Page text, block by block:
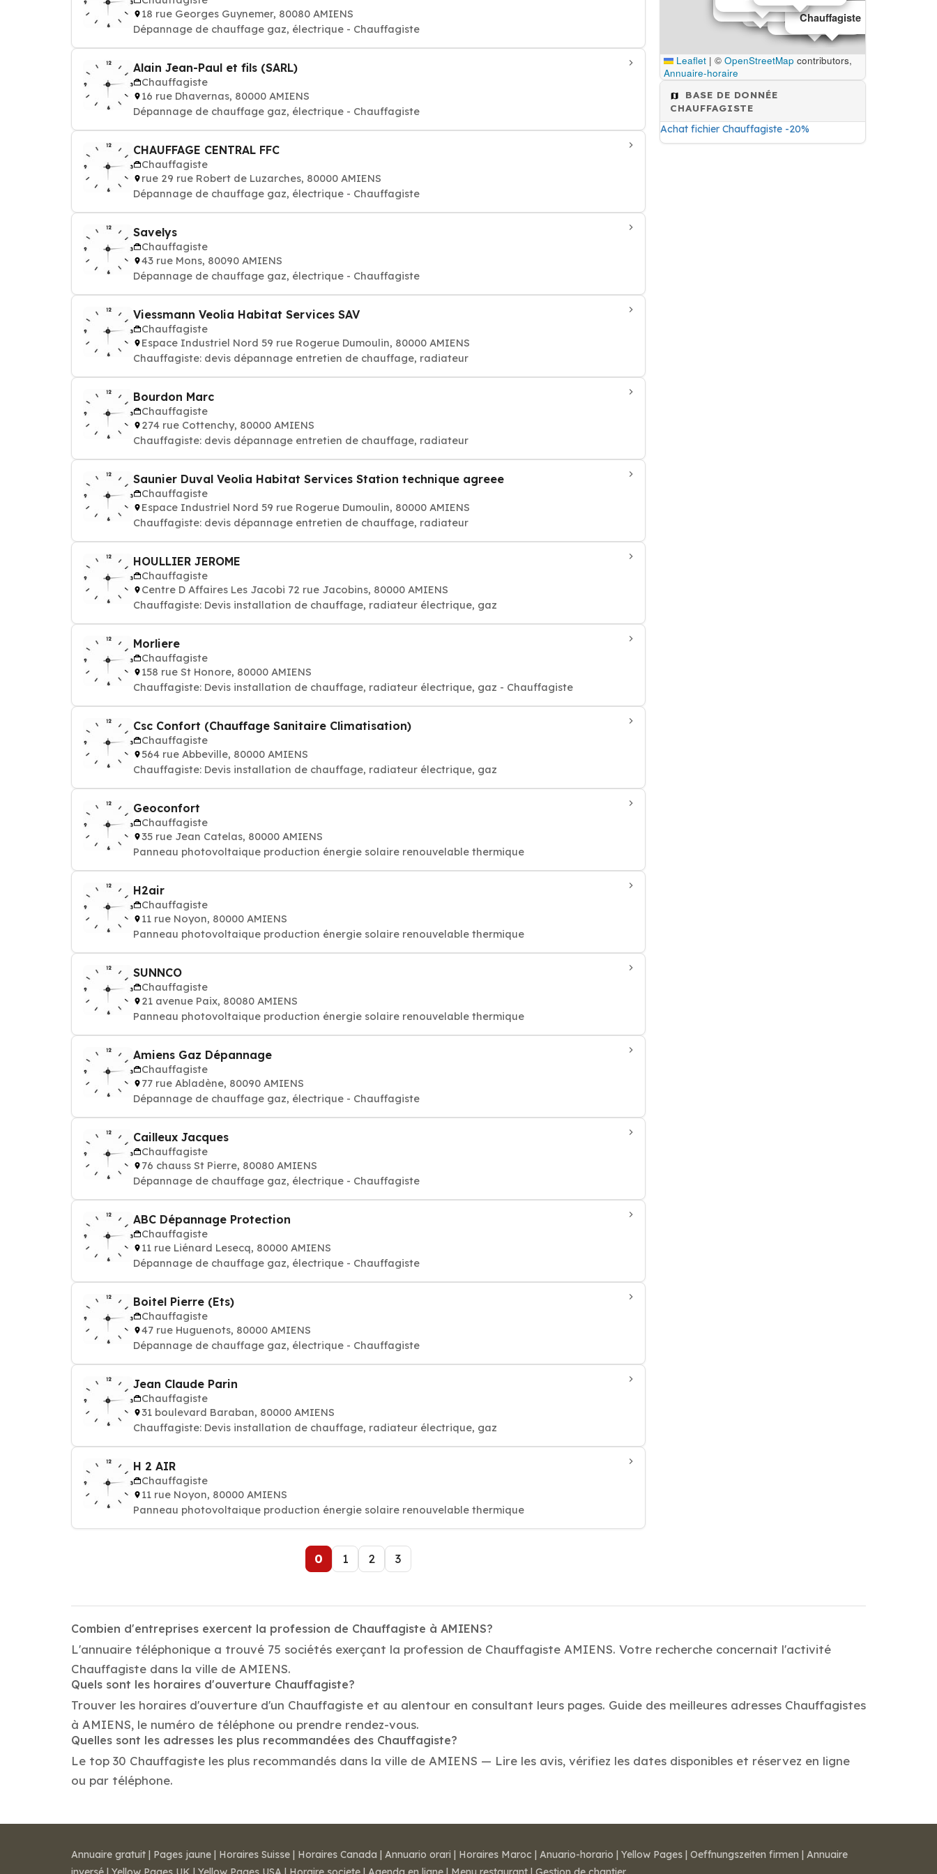
18 rue Georges Guynemer, 80080 AMIENS
Dépannage de chauffage gaz, électrique - Chauffagiste
Alain Jean-Paul et fils (SARL)
Chauffagiste
16 rue Dhavernas, 80000 AMIENS
Dépannage de chauffage gaz, électrique - Chauffagiste
CHAUFFAGE CENTRAL FFC
Chauffagiste
rue 29 rue Robert de Luzarches, 80000 AMIENS
Dépannage de chauffage gaz, électrique - Chauffagiste
Savelys
Chauffagiste
43 rue Mons, 80090 AMIENS
Dépannage de chauffage gaz, électrique - Chauffagiste
Viessmann Veolia Habitat Services SAV
Chauffagiste
Espace Industriel Nord 59 rue Rogerue Dumoulin, 80000 AMIENS
Chauffagiste: devis dépannage entretien de chauffage, radiateur
Bourdon Marc
Chauffagiste
274 rue Cottenchy, 80000 AMIENS
Chauffagiste: devis dépannage entretien de chauffage, radiateur
Saunier Duval Veolia Habitat Services Station technique agreee
Chauffagiste
Espace Industriel Nord 59 rue Rogerue Dumoulin, 80000 AMIENS
Chauffagiste: devis dépannage entretien de chauffage, radiateur
HOULLIER JEROME
Chauffagiste
Centre D Affaires Les Jacobi 72 rue Jacobins, 80000 AMIENS
Chauffagiste: Devis installation de chauffage, radiateur électrique, gaz
Morliere
Chauffagiste
158 rue St Honore, 80000 AMIENS
Chauffagiste: Devis installation de chauffage, radiateur électrique, gaz - Chauffagiste
Csc Confort (Chauffage Sanitaire Climatisation)
Chauffagiste
564 rue Abbeville, 80000 AMIENS
Chauffagiste: Devis installation de chauffage, radiateur électrique, gaz
Geoconfort
Chauffagiste
35 rue Jean Catelas, 80000 AMIENS
Panneau photovoltaique production énergie solaire renouvelable thermique
H2air
Chauffagiste
11 rue Noyon, 80000 AMIENS
Panneau photovoltaique production énergie solaire renouvelable thermique
SUNNCO
Chauffagiste
21 avenue Paix, 80080 AMIENS
Panneau photovoltaique production énergie solaire renouvelable thermique
Amiens Gaz Dépannage
Chauffagiste
77 rue Abladène, 80090 AMIENS
Dépannage de chauffage gaz, électrique - Chauffagiste
Cailleux Jacques
Chauffagiste
76 chauss St Pierre, 80080 AMIENS
Dépannage de chauffage gaz, électrique - Chauffagiste
ABC Dépannage Protection
Chauffagiste
11 rue Liénard Lesecq, 80000 AMIENS
Dépannage de chauffage gaz, électrique - Chauffagiste
Boitel Pierre (Ets)
Chauffagiste
47 rue Huguenots, 80000 AMIENS
Dépannage de chauffage gaz, électrique - Chauffagiste
Jean Claude Parin
Chauffagiste
31 boulevard Baraban, 80000 AMIENS
Chauffagiste: Devis installation de chauffage, radiateur électrique, gaz
H 2 AIR
Chauffagiste
11 rue Noyon, 80000 AMIENS
Panneau photovoltaique production énergie solaire renouvelable thermique
0 1 2 3
Chauffagiste
Chauffagiste
Chauffagiste
Chauffagiste
Chauffagiste
Leaflet | © OpenStreetMap contributors,
Annuaire-horaire
BASE DE DONNÉE
CHAUFFAGISTE
Achat fichier Chauffagiste -20%
Combien d'entreprises exercent la profession de Chauffagiste à AMIENS?
L'annuaire téléphonique a trouvé 75 sociétés exerçant la profession de Chauffagiste AMIENS. Votre recherche concernait l'activité
Chauffagiste dans la ville de AMIENS.
Quels sont les horaires d'ouverture Chauffagiste?
Trouver les horaires d'ouverture d'un Chauffagiste et au alentour en consultant leurs pages. Guide des meilleures adresses Chauffagistes
à AMIENS, le numéro de téléphone ou prendre rendez-vous.
Quelles sont les adresses les plus recommandées des Chauffagiste?
Le top 30 Chauffagiste les plus recommandés dans la ville de AMIENS — Lire les avis, vérifiez les dates disponibles et réservez en ligne
ou par téléphone.
Annuaire gratuit | Pages jaune | Horaires Suisse | Horaires Canada | Annuario orari | Horaires Maroc | Anuario-horario | Yellow Pages | Oeffnungszeiten firmen | Annuaire